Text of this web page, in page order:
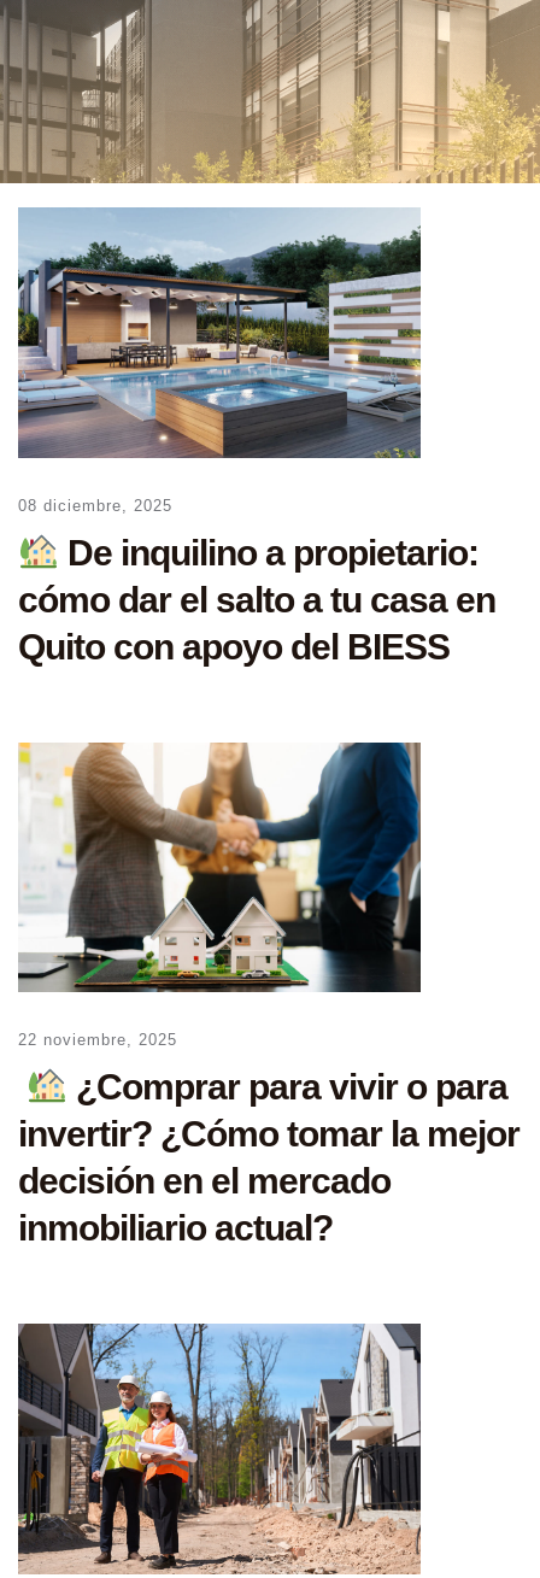
08 diciembre, 2025
De inquilino a propietario:
cómo dar el salto a tu casa en
Quito con apoyo del BIESS
22 noviembre, 2025
¿Comprar para vivir o para
invertir? ¿Cómo tomar la mejor
decisión en el mercado
inmobiliario actual?